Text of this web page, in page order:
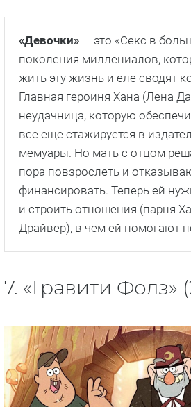
«Девочки» — это «Секс в
поколения миллениалов,
жить эту жизнь и еле сводят
Главная героиня Хана (Лена
неудачница, которую
все еще стажируется в
мемуары. Но мать с отцом
пора повзрослеть и
финансировать. Теперь ей
и строить отношения (парня
Драйвер), в чем ей помогают
7. «Гравити Фолз»